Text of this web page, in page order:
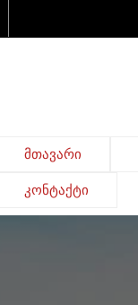
მთავარი
კონტაქტი